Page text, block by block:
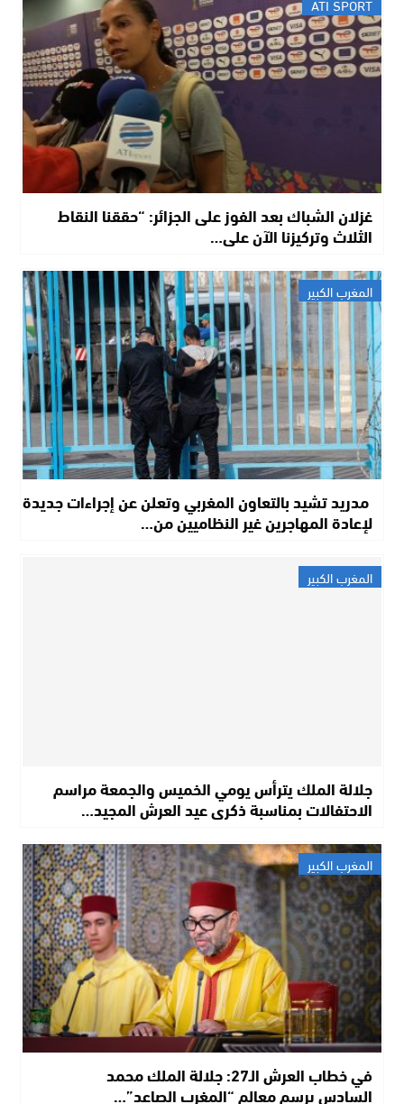
غزلان الشباك بعد الفوز على الجزائر: “حققنا النقاط
الثلاث وتركيزنا الآن على…
المغرب الكبير
مدريد تشيد بالتعاون المغربي وتعلن عن إجراءات جديدة
لإعادة المهاجرين غير النظاميين من…
المغرب الكبير
جلالة الملك يترأس يومي الخميس والجمعة مراسم
الاحتفالات بمناسبة ذكرى عيد العرش المجيد…
المغرب الكبير
في خطاب العرش الـ27: جلالة الملك محمد
السادس يرسم معالم “المغرب الصاعد”…